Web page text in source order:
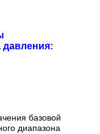
базовой
диапазона